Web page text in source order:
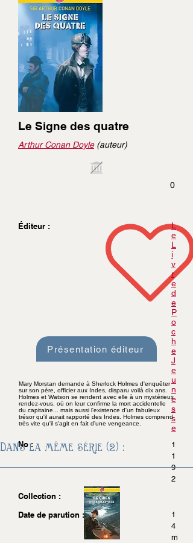
Le Signe des quatre
Arthur Conan Doyle(auteur)
0
Éditeur :
L
e
L
i
v
r
e
d
e
P
o
c
h
e
J
e
u
n
e
s
s
e
No :
1
1
9
2
Collection :
Date de parution :
1
4
m
Présentation éditeur
Mary Morstan demande à Sherlock Holmes d'enquêter
sur son père, officier aux Indes, disparu voilà dix ans.
Holmes et Watson se rendent avec elle à un mystérieux
rendez-vous, où on leur confirme la mort accidentelle
du capitaine... mais aussi l'existence d'un fabuleux
trésor qu'il aurait rapporté des Indes. Holmes comprend
très vite qu'il s'agit en fait d'une vengeance.
Dans la même série (2) :